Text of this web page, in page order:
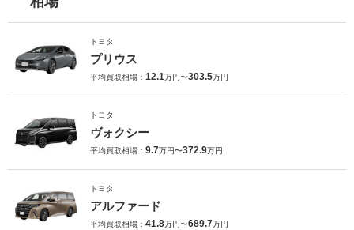
トヨタ
プリウス
平均買取相場： 12.1万円〜303.5万円
トヨタ
ヴォクシー
平均買取相場： 9.7万円〜372.9万円
トヨタ
アルファード
平均買取相場： 41.8万円〜689.7万円